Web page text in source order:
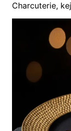
Charcuterie,